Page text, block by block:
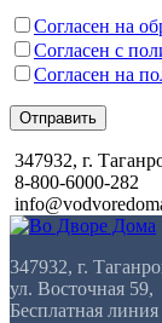
Согласен на
Согласен с
Согласен на
Отправить
347932, г.
8-800-6000-282
347932, г.
ул. Восточная 59,
Бесплатная